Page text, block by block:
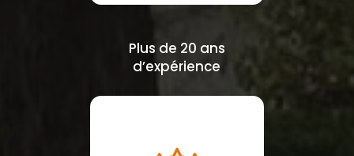
Plus de 20 ans
d’expérience